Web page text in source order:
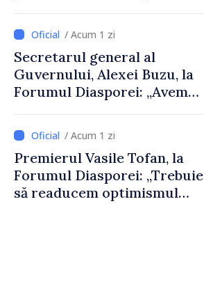
despre parcursul european
al Republicii Moldova.
/ Acum 1 zi
Secretarul general al
Guvernului, Alexei Buzu, la
Forumul Diasporei: „Avem
dumneavoastră pentru a
construi comunități mai
puternice”
/ Acum 1 zi
Premierul Vasile Tofan, la
Forumul Diasporei: „Trebuie
să readucem optimismul